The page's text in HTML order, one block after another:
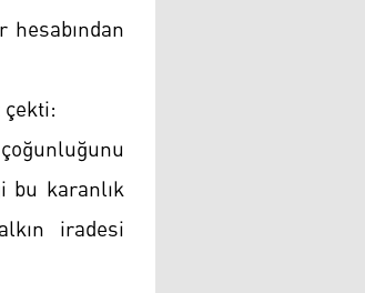
bu karanlık
iradesi